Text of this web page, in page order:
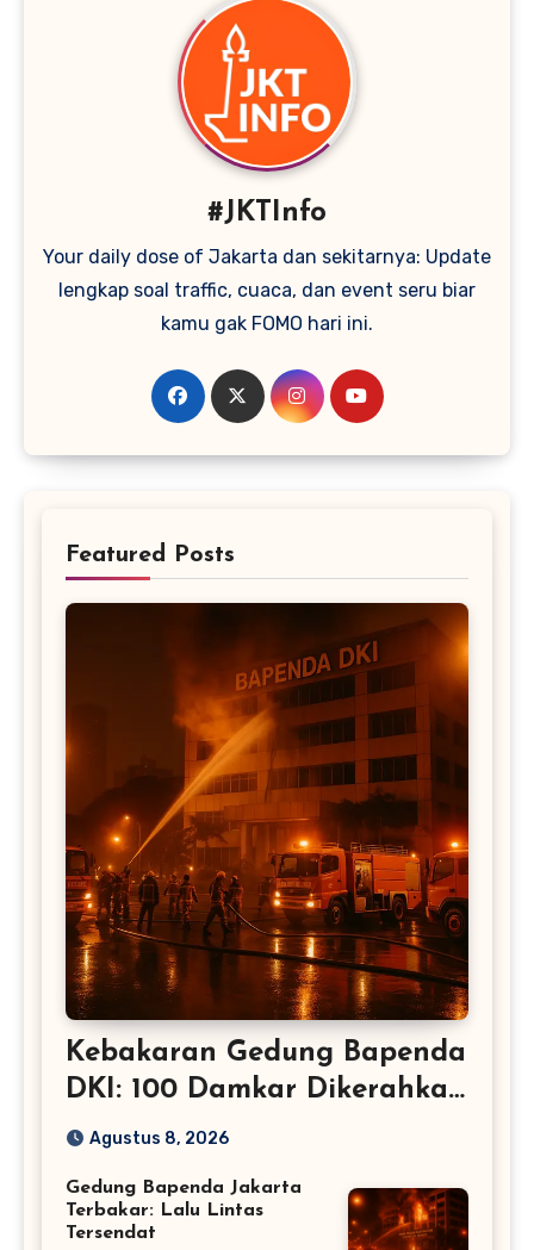
#JKTInfo
Your daily dose of Jakarta dan sekitarnya: Update
lengkap soal traffic, cuaca, dan event seru biar
kamu gak FOMO hari ini.
Featured Posts
Kebakaran Gedung Bapenda
DKI: 100 Damkar Dikerahkan
– Jakarta
Agustus 8, 2026
Gedung Bapenda Jakarta
Terbakar: Lalu Lintas
Tersendat